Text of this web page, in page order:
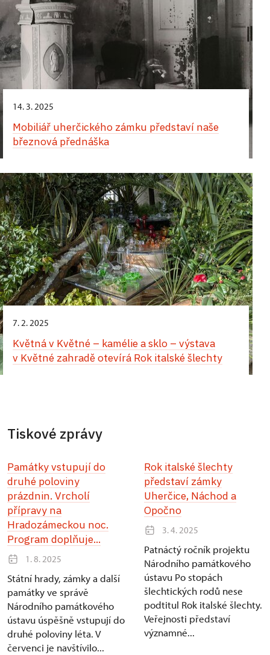
14. 3. 2025
Mobiliář uherčického zámku představí naše
březnová přednáška
7. 2. 2025
Květná v Květné – kamélie a sklo – výstava
v Květné zahradě otevírá Rok italské šlechty
Tiskové zprávy
Památky vstupují do
druhé poloviny
prázdnin. Vrcholí
přípravy na
Hradozámeckou noc.
Program doplňuje...
1. 8. 2025
Státní hrady, zámky a další
památky ve správě
Národního památkového
ústavu úspěšně vstupují do
druhé poloviny léta. V
červenci je navštívilo...
Rok italské šlechty
představí zámky
Uherčice, Náchod a
Opočno
3. 4. 2025
Patnáctý ročník projektu
Národního památkového
ústavu Po stopách
šlechtických rodů nese
podtitul Rok italské šlechty.
Veřejnosti představí
významné...